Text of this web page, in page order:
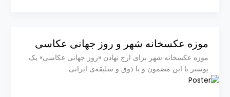
موزه عکسخانه شهر و روز جهانی عکاسی
موزه عکسخانه شهر برای ارج نهادن «روز جهانی عکاسی» یک
پوستر با این مضمون و با ذوق و سلیقه‌ی ایرانی